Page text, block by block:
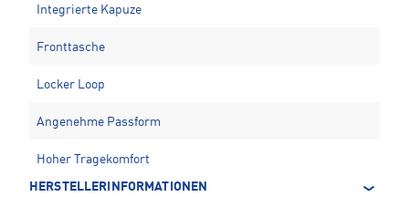
Integrierte Kapuze
Fronttasche
Locker Loop
Angenehme Passform
Hoher Tragekomfort
HERSTELLERINFORMATIONEN